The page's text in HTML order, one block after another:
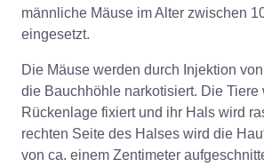
männliche Mäuse im Alter zwischen
eingesetzt.
Die Mäuse werden durch Injektion
die Bauchhöhle narkotisiert. Die Tiere
Rückenlage fixiert und ihr Hals wird
rechten Seite des Halses wird die
von ca. einem Zentimeter